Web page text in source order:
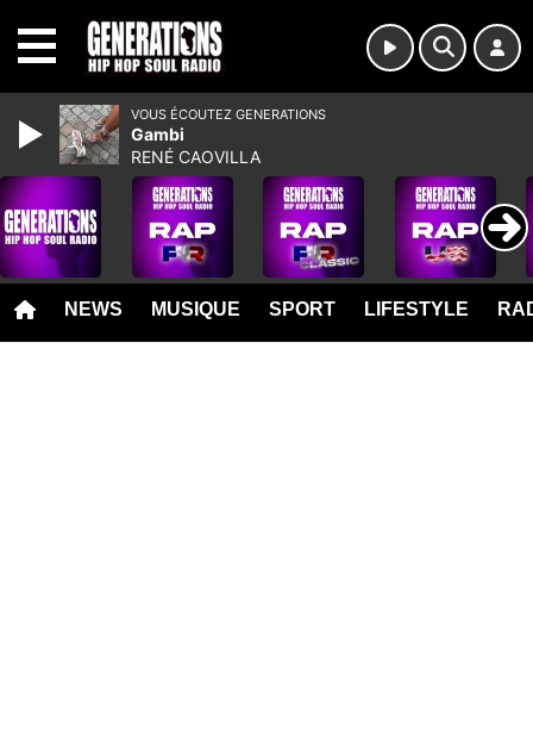
NEWS MUSIQUE SPORT LIFESTYLE
VOUS ÉCOUTEZ GENERATIONS
Gambi
RENÉ CAOVILLA